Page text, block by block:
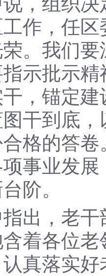
作，任
。我们
示批示
，锚定
干到底
格的答
事业发
阶。
，老干
着各位
真落实